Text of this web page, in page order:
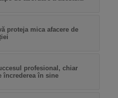
proteja mica afacere de
profesional, chiar
încrederea în sine